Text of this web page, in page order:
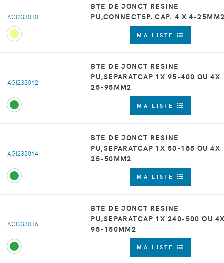
AGI233010
BTE DE JONCT RESINE
PU,CONNECT5P. CAP. 4 X 4-
MA LISTE
AGI233012
BTE DE JONCT RESINE
PU,SEPARATCAP 1X 95-400 OU 4X
25-95MM2
MA LISTE
AGI233014
BTE DE JONCT RESINE
PU,SEPARATCAP 1X 50-185 OU 4X
25-50MM2
MA LISTE
AGI233016
BTE DE JONCT RESINE
PU,SEPARATCAP 1X 240-500 OU
95-150MM2
MA LISTE